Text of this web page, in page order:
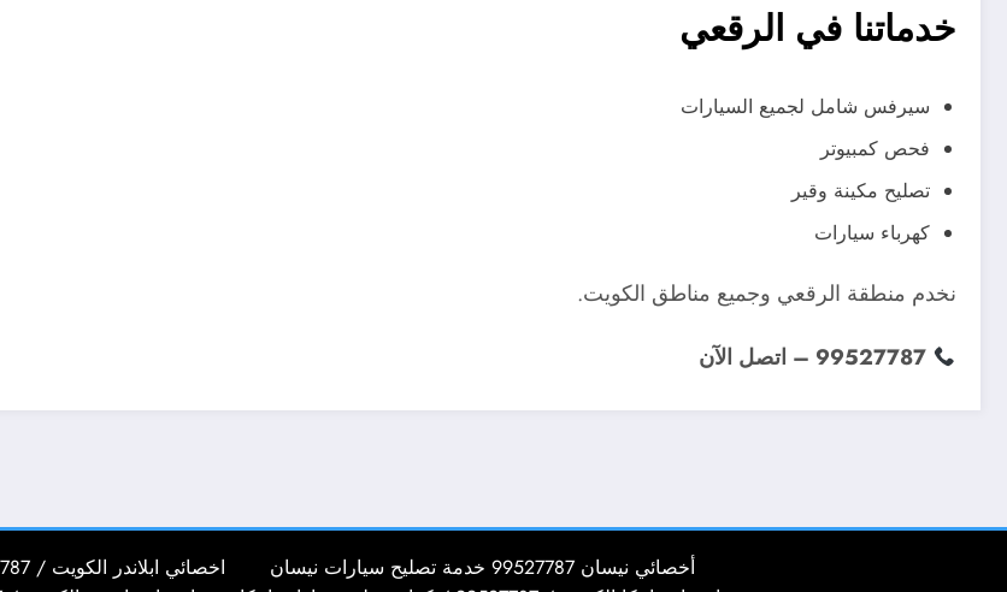
خدماتنا في الرقعي
سيرفس شامل لجميع السيارات
فحص كمبيوتر
تصليح مكينة وقير
كهرباء سيارات
نخدم منطقة الرقعي وجميع مناطق الكويت.
99527787 – اتصل الآن
أخصائي نيسان 99527787 خدمة تصليح سيارات نيسان
اخصائي ابلاندر الكويت / 99527787 / كراج تصليح سيارات ابلاندر